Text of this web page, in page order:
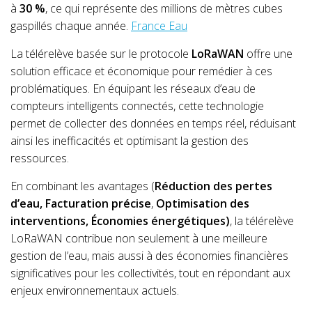
à 30 %, ce qui représente des millions de mètres cubes
gaspillés chaque année. France Eau
La télérelève basée sur le protocole LoRaWAN offre une
solution efficace et économique pour remédier à ces
problématiques. En équipant les réseaux d’eau de
compteurs intelligents connectés, cette technologie
permet de collecter des données en temps réel, réduisant
ainsi les inefficacités et optimisant la gestion des
ressources.
En combinant les avantages (Réduction des pertes
d’eau, Facturation précise, Optimisation des
interventions, Économies énergétiques), la télérelève
LoRaWAN contribue non seulement à une meilleure
gestion de l’eau, mais aussi à des économies financières
significatives pour les collectivités, tout en répondant aux
enjeux environnementaux actuels.